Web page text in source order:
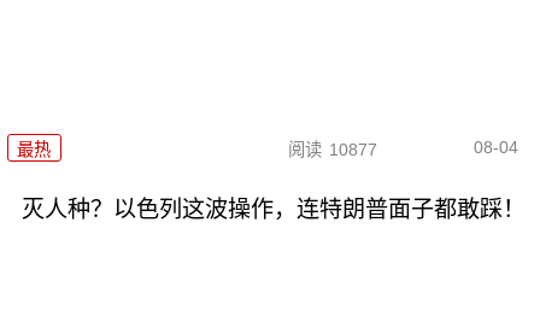
最热 阅读 10877 08-04
灭人种？以色列这波操作，连特朗普面子都敢踩！